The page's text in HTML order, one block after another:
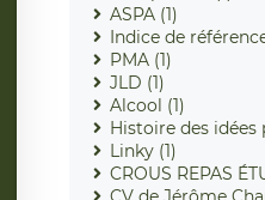
ASPA (1)
Indice de
PMA (1)
JLD (1)
Alcool (1)
Histoire des idées
Linky (1)
CROUS REPAS